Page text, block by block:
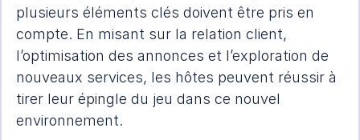
plusieurs éléments clés doivent être pris en
compte. En misant sur la relation client,
l’optimisation des annonces et l’exploration de
nouveaux services, les hôtes peuvent réussir à
tirer leur épingle du jeu dans ce nouvel
environnement.